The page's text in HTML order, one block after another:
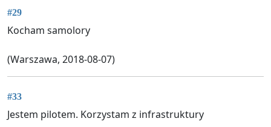
#29
Kocham samolory
(Warszawa, 2018-08-07)
#33
Jestem pilotem. Korzystam z infrastruktury